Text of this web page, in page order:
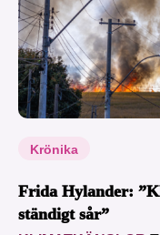
Krönika
Frida Hylander:
ständigt sår”